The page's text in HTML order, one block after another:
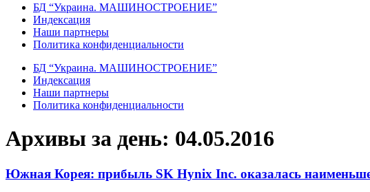
БД “Украина. МАШИНОСТРОЕНИЕ”
Индекcация
Наши партнеры
Политика конфиденциальности
БД “Украина. МАШИНОСТРОЕНИЕ”
Индекcация
Наши партнеры
Политика конфиденциальности
Архивы за день: 04.05.2016
Южная Корея: прибыль SK Hynix Inc. оказалась